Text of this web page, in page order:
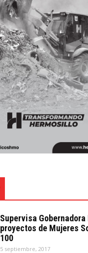
Supervisa
proyectos de Mujeres
100
5 septiembre, 2017